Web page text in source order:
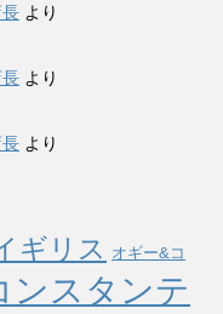
より
より
より
ギリス オギー&コ
ンスタンテ